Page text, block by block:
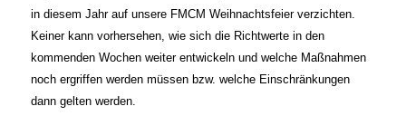
in diesem Jahr auf unsere FMCM Weihnachtsfeier verzichten.
Keiner kann vorhersehen, wie sich die Richtwerte in den
kommenden Wochen weiter entwickeln und welche Maßnahmen
noch ergriffen werden müssen bzw. welche Einschränkungen
dann gelten werden.